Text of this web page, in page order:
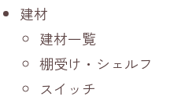
建材
建材一覧
棚受け・シェルフ
スイッチ